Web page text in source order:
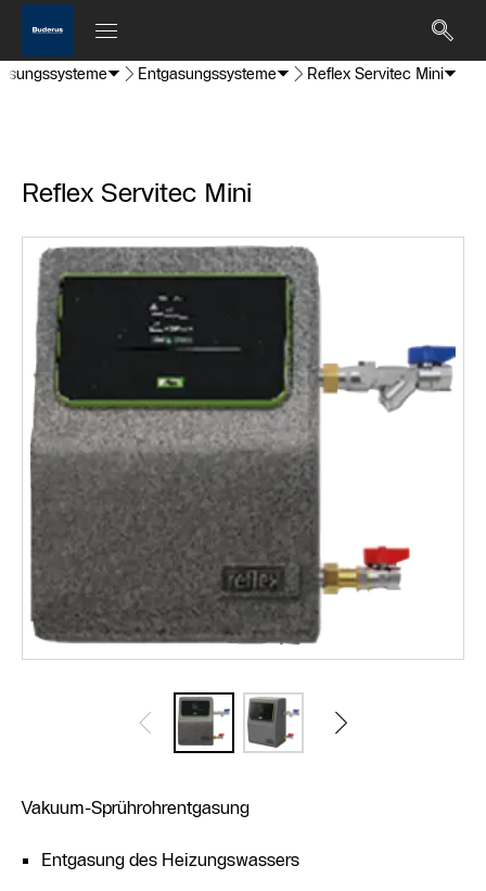
Entgasungssysteme Reflex Servitec Mini
Reflex Servitec Mini
Vakuum-Sprührohrentgasung
Entgasung des Heizungswassers